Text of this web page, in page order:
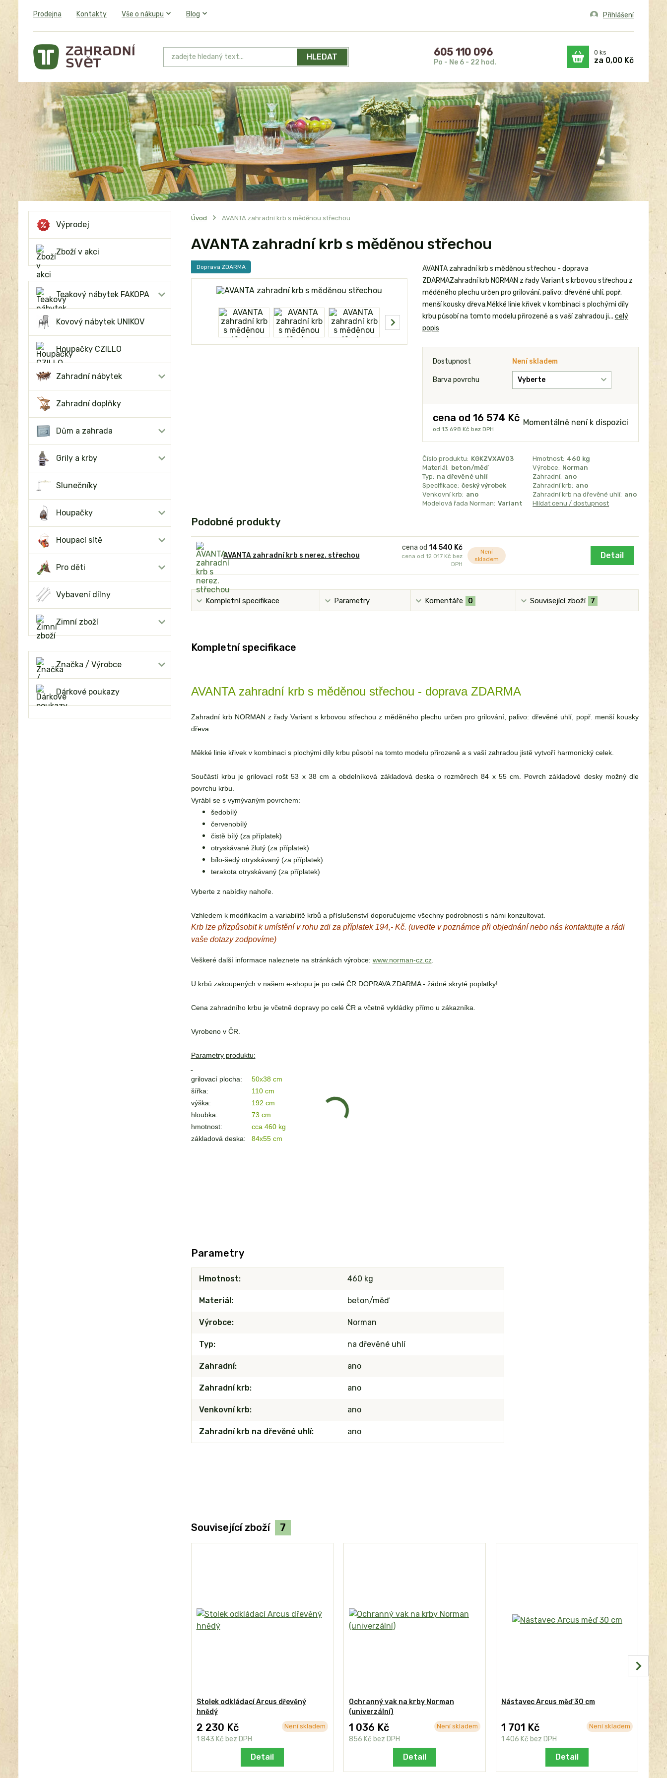
Prodejna Kontakty Vše o nákupu Blog Přihlášení
HLEDAT 605 110 096
Po - Ne 6 - 22 hod.
0 ks
za 0,00 Kč
Výprodej
Zboží v akci
Teakový nábytek FAKOPA
Kovový nábytek UNIKOV
Houpačky CZILLO
Zahradní nábytek
Zahradní doplňky
Dům a zahrada
Grily a krby
Slunečníky
Houpačky
Houpací sítě
Pro děti
Vybavení dílny
Zimní zboží
Značka / Výrobce
Dárkové poukazy
Úvod AVANTA zahradní krb s měděnou střechou
AVANTA zahradní krb s měděnou střechou
Doprava ZDARMA
AVANTA zahradní krb s měděnou střechou - doprava
ZDARMAZahradní krb NORMAN z řady Variant s krbovou střechou z
měděného plechu určen pro grilování, palivo: dřevěné uhlí, popř.
menší kousky dřeva.Měkké linie křivek v kombinaci s plochými díly
krbu působí na tomto modelu přirozeně a s vaší zahradou ji... celý
popis
Dostupnost Není skladem
Barva povrchu
cena od 16 574 Kč
od 13 698 Kč bez DPH
Momentálně není k dispozici
Číslo produktu: KGKZVXAV03 Hmotnost: 460 kg
Materiál: beton/měď Výrobce: Norman
Typ: na dřevěné uhlí Zahradní: ano
Specifikace: český výrobek Zahradní krb: ano
Venkovní krb: ano Zahradní krb na dřevěné uhlí: ano
Modelová řada Norman: Variant Hlídat cenu / dostupnost
Podobné produkty
AVANTA zahradní krb s nerez. střechou
cena od 14 540 Kč
cena od 12 017 Kč bez
DPH
Není
skladem
Detail
Kompletní specifikace Parametry Komentáře 0 Související zboží 7
Kompletní specifikace
AVANTA zahradní krb s měděnou střechou - doprava ZDARMA
Zahradní krb NORMAN z řady Variant s krbovou střechou z měděného plechu určen pro grilování, palivo: dřevěné uhlí, popř. menší kousky
dřeva.
Měkké linie křivek v kombinaci s plochými díly krbu působí na tomto modelu přirozeně a s vaší zahradou jistě vytvoří harmonický celek.
Součástí krbu je grilovací rošt 53 x 38 cm a obdelníková základová deska o rozměrech 84 x 55 cm. Povrch základové desky možný dle
povrchu krbu.
Vyrábí se s vymývaným povrchem:
šedobílý
červenobílý
čistě bílý (za příplatek)
otryskávané žlutý (za příplatek)
bílo-šedý otryskávaný (za příplatek)
terakota otryskávaný (za příplatek)
Vyberte z nabídky nahoře.
Vzhledem k modifikacím a variabilitě krbů a příslušenství doporučujeme všechny podrobnosti s námi konzultovat.
Krb lze přizpůsobit k umístění v rohu zdi za příplatek 194,- Kč. (uveďte v poznámce při objednání nebo nás kontaktujte a rádi
vaše dotazy zodpovíme)
Veškeré další informace naleznete na stránkách výrobce: www.norman-cz.cz.
U krbů zakoupených v našem e-shopu je po celé ČR DOPRAVA ZDARMA - žádné skryté poplatky!
Cena zahradního krbu je včetně dopravy po celé ČR a včetně vykládky přímo u zákazníka.
Vyrobeno v ČR.
Parametry produktu:
grilovací plocha:
50x38 cm
šířka:
110 cm
výška:
192 cm
hloubka:
73 cm
hmotnost:
cca 460 kg
základová deska:
84x55 cm
Parametry
Hmotnost 460 kg
Materiál beton/měď
Výrobce Norman
Typ na dřevěné uhlí
Zahradní ano
Zahradní krb ano
Venkovní krb ano
Zahradní krb na dřevěné uhlí ano
Související zboží 7
Stolek odkládací Arcus dřevěný
hnědý
2 230 Kč
1 843 Kč bez DPH
Není skladem
Detail
Ochranný vak na krby Norman
(univerzální)
1 036 Kč
856 Kč bez DPH
Není skladem
Detail
Nástavec Arcus měď 30 cm
1 701 Kč
1 406 Kč bez DPH
Není skladem
Detail
1